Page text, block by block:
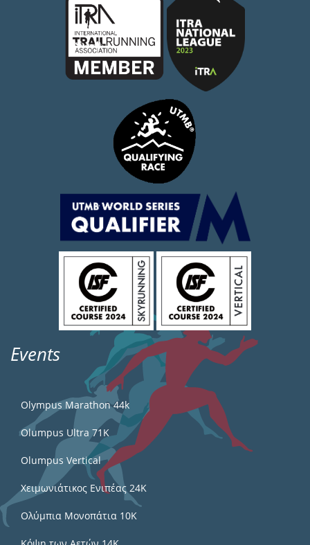
Events
Olympus Marathon 44k
Olumpus Ultra 71K
Olumpus Vertical
Χειμωνιάτικος Ενιπέας 24Κ
Ολύμπια Μονοπάτια 10Κ